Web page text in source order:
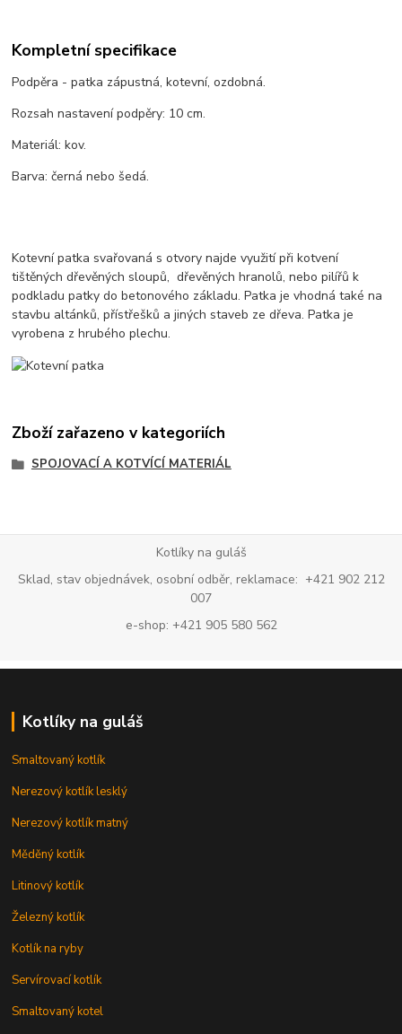
Kompletní specifikace
Podpěra - patka zápustná, kotevní, ozdobná.
Rozsah nastavení podpěry: 10 cm.
Materiál: kov.
Barva: černá nebo šedá.
Kotevní patka svařovaná s otvory najde využití při kotvení
tištěných dřevěných sloupů, dřevěných hranolů, nebo pilířů k
podkladu patky do betonového základu. Patka je vhodná také na
stavbu altánků, přístřešků a jiných staveb ze dřeva. Patka je
vyrobena z hrubého plechu.
Zboží zařazeno v kategoriích
SPOJOVACÍ A KOTVÍCÍ MATERIÁL
Kotlíky na guláš
Sklad, stav objednávek, osobní odběr, reklamace: +421 902 212
007
e-shop: +421 905 580 562
Kotlíky na guláš
Smaltovaný kotlík
Nerezový kotlík lesklý
Nerezový kotlík matný
Měděný kotlík
Litinový kotlík
Železný kotlík
Kotlík na ryby
Servírovací kotlík
Smaltovaný kotel